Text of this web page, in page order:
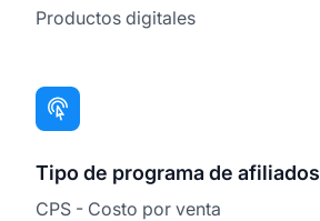
Productos digitales
Tipo de programa de afiliados
CPS - Costo por venta